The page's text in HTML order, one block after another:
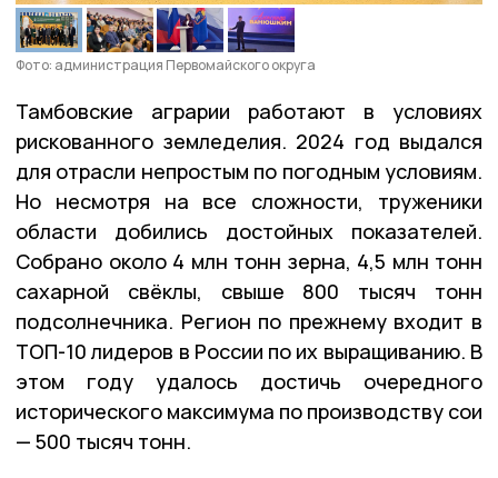
Фото: администрация Первомайского округа
Тамбовские аграрии работают в условиях
рискованного земледелия. 2024 год выдался
для отрасли непростым по погодным условиям.
Но несмотря на все сложности, труженики
области добились достойных показателей.
Собрано около 4 млн тонн зерна, 4,5 млн тонн
сахарной свёклы, свыше 800 тысяч тонн
подсолнечника. Регион по прежнему входит в
ТОП-10 лидеров в России по их выращиванию. В
этом году удалось достичь очередного
исторического максимума по производству сои
— 500 тысяч тонн.